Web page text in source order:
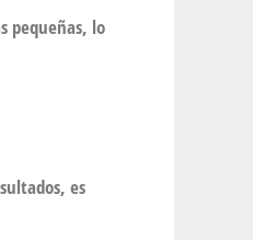
pequeñas, lo
es